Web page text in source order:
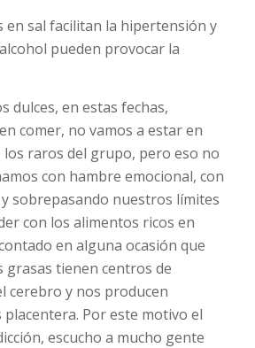
en sal facilitan la hipertensión y
pueden provocar la
dulces, en estas fechas,
comer, no vamos a estar en
los raros del grupo, pero eso no
con hambre emocional, con
sobrepasando nuestros límites
con los alimentos ricos en
en alguna ocasión que
grasas tienen centros de
cerebro y nos producen
placentera. Por este motivo el
escucho a mucho gente